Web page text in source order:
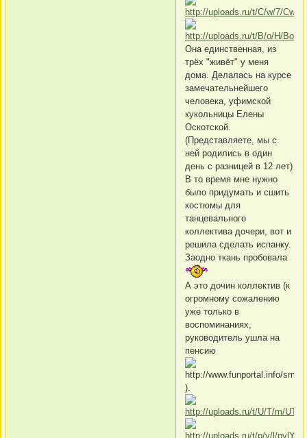
Она единственная, из
трёх "живёт" у меня
дома. Делалась на курсе
замечательнейшего
человека, уфимской
кукольницы Елены
Оскотской.
(Представляете, мы с
ней родились в один
день с разницей в 12 лет)
В то время мне нужно
было придумать и сшить
костюмы для
танцевального
коллектива дочери, вот и
решила сделать испанку.
Заодно ткань пробовала
А это дочин коллектив (к
огромному сожалению
уже только в
воспоминаниях,
руководитель ушла на
пенсию
).